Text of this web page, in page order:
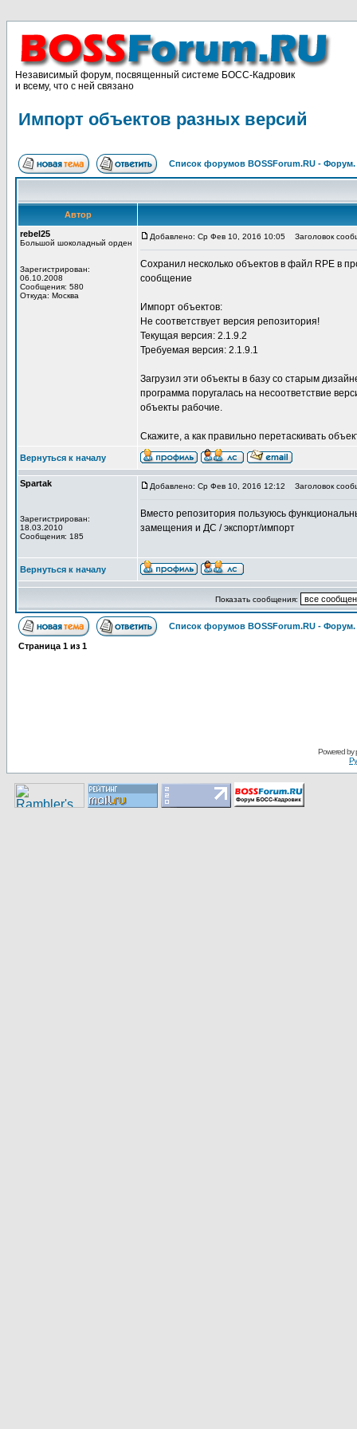
Независимый форум, посвященный системе БОСС-Кадровик
и всему, что с ней связано
Импорт объектов разных версий
Список форумов BOSSForum.RU -
Автор
rebel25
Большой шоколадный орден
Зарегистрирован:
06.10.2008
Сообщения: 580
Откуда: Москва
Добавлено: Ср Фев 10, 2016 10:05 Заголовок
Сохранил несколько объектов в файл RPE в
сообщение
Импорт объектов:
Не соответствует версия репозитория!
Текущая версия: 2.1.9.2
Требуемая версия: 2.1.9.1
Загрузил эти объекты в базу со старым
программа поругалась на несоответствие
объекты рабочие.
Скажите, а как правильно перетаскивать
Вернуться к началу
Spartak
Зарегистрирован:
18.03.2010
Сообщения: 185
Добавлено: Ср Фев 10, 2016 12:12 Заголовок
Вместо репозитория пользуюсь
замещения и ДС / экспорт/импорт
Вернуться к началу
Показать сообщения:
Список форумов BOSSForum.RU -
Страница 1 из 1
Pоwerеd by